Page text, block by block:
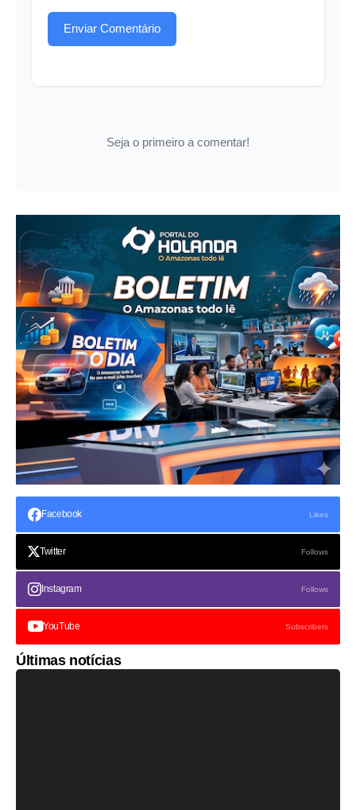
Enviar Comentário
Seja o primeiro a comentar!
Facebook Likes
Twitter Follows
Instagram Follows
YouTube Subscribers
Últimas notícias